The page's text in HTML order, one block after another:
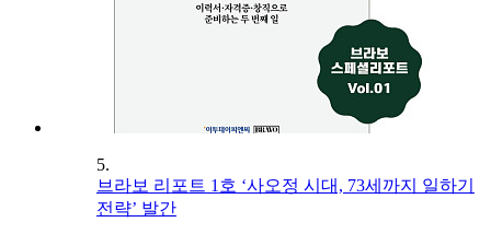
5.
브라보 리포트 1호 ‘사오정 시대, 73세까지 일하기
전략’ 발간